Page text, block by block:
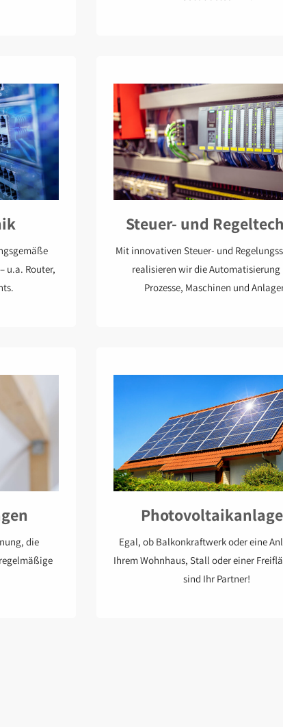
u.a. Router,
Steuer- und
Mit innovativen Steuer- und
realisieren wir die Automatisierung
Prozesse, Maschinen und
die
Egal, ob Balkonkraftwerk oder eine
Ihrem Wohnhaus, Stall oder einer
sind Ihr Partner!